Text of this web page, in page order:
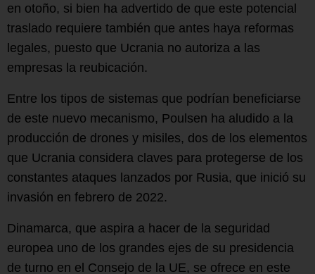
en otoño, si bien ha advertido de que este potencial
traslado requiere también que antes haya reformas
legales, puesto que Ucrania no autoriza a las
empresas la reubicación.
Entre los tipos de sistemas que podrían beneficiarse
de este nuevo mecanismo, Poulsen ha aludido a la
producción de drones y misiles, dos de los elementos
que Ucrania considera claves para protegerse de los
constantes ataques lanzados por Rusia, que inició su
invasión en febrero de 2022.
Dinamarca, que aspira a hacer de la seguridad
europea uno de los grandes ejes de su presidencia
de turno en el Consejo de la UE, se ofrece en este